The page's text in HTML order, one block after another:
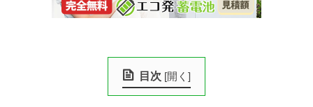
目次 [開く ]